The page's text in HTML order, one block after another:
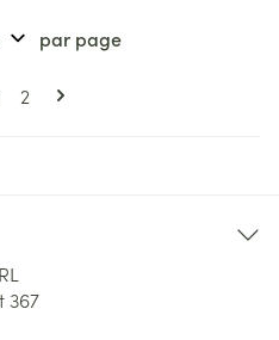
Pageslisez actuellement la page
Page
2
par page
367